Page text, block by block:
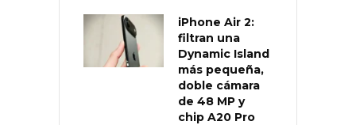
iPhone Air 2:
filtran una
Dynamic Island
más pequeña,
doble cámara
de 48 MP y
chip A20 Pro